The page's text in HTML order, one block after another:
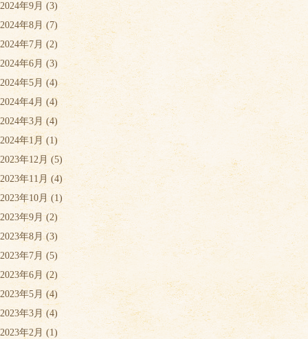
2024年9月 (3)
2024年8月(7)
2024年7月 (2)
2024年6月 (3)
2024年5月 (4)
2024年4月 (4)
2024年3月(4)
2024年1月(1)
2023年12月 (5)
2023年11月 (4)
2023年10月(1)
2023年9月(2)
2023年8月(3)
2023年7月(5)
2023年6月 (2)
2023年5月 (4)
2023年3月(4)
2023年2月 (1)